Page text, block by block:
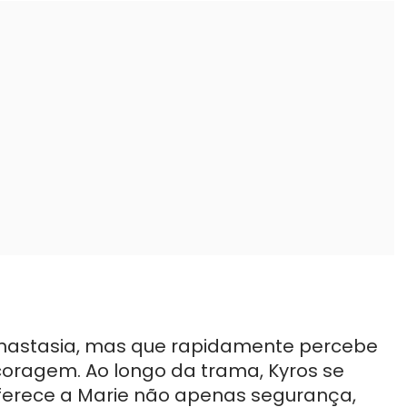
mas que rapidamente percebe
Ao longo da trama, Kyros se
a Marie não apenas segurança,